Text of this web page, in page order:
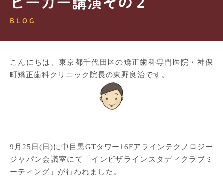
BLOG
こんにちは、東京都千代田区の矯正歯科専門医院・神保
町矯正歯科クリニック院長の東野良治です。
9月25日(日)に中目黒GTタワー16Fアラインテクノロジー
ジャパン会議室にて「インビザラインスタディクラブミ
ーティング」が行われました。